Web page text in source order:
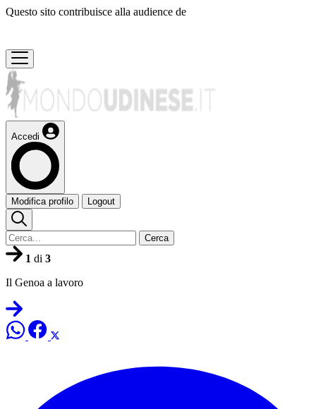
Questo sito contribuisce alla audience de
Accedi
Modifica profilo Logout
Cerca
1 di 3
Il Genoa a lavoro